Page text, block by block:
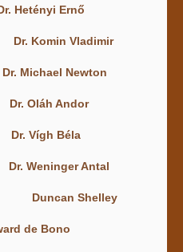
Hetényi Ernő
Dr. Komin Vladimir
Dr. Michael Newton
Dr. Oláh Andor
Dr. Vígh Béla
Dr. Weninger Antal
Duncan Shelley
de Bono